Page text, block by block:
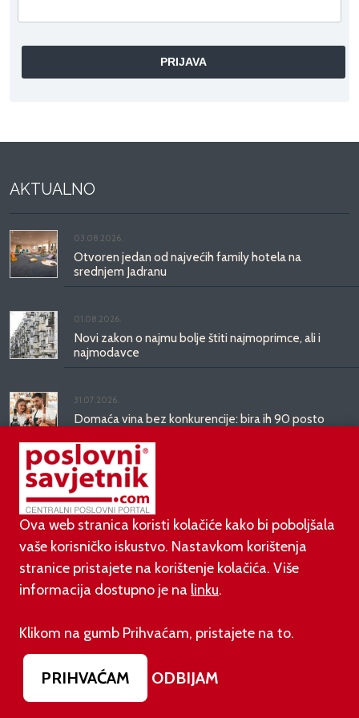
AKTUALNO
03.08.2026.
Otvoren jedan od najvećih family hotela na
srednjem Jadranu
01.08.2026.
Novi zakon o najmu bolje štiti najmoprimce, ali i
najmodavce
31.07.2026.
Domaća vina bez konkurencije: bira ih 90 posto
31.07.2026.
Ovako će izgledati novo ruho zgrade koja je
godinama ruglo zapadnog Zagreba
PODUZETNIŠTVO
01.08.2026.
adidas i Hrvatski nogometni savez objavili
višegodišnje partnerstvo
Ova web stranica koristi kolačiće kako bi poboljšala
vaše korisničko iskustvo. Nastavkom korištenja
stranice pristajete na korištenje kolačića. Više
informacija dostupno je na linku.
Klikom na gumb Prihvaćam, pristajete na to.
PRIHVAĆAM ODBIJAM